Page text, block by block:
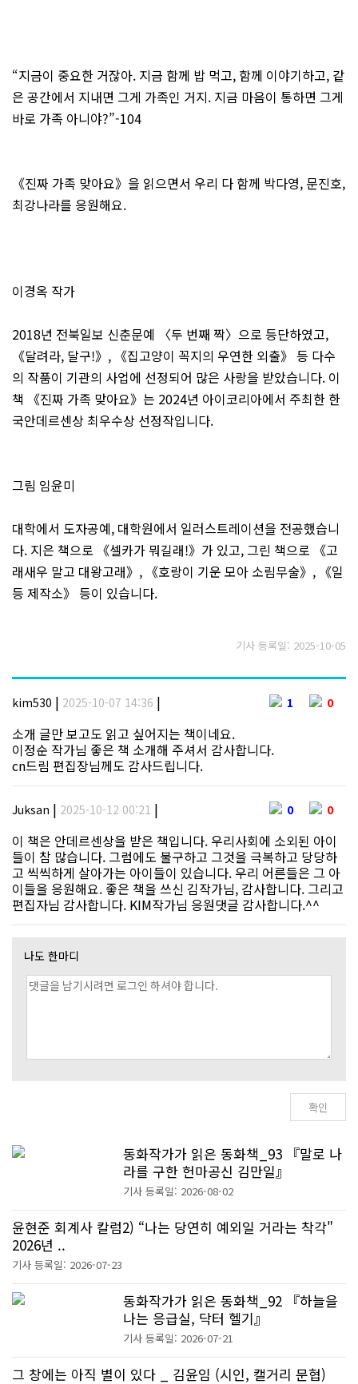
“지금이 중요한 거잖아. 지금 함께 밥 먹고, 함께 이야기하고, 같
은 공간에서 지내면 그게 가족인 거지. 지금 마음이 통하면 그게
바로 가족 아니야?”-104
《진짜 가족 맞아요》을 읽으면서 우리 다 함께 박다영, 문진호,
최강나라를 응원해요.
이경옥 작가
2018년 전북일보 신춘문예 〈두 번째 짝〉으로 등단하였고,
《달려라, 달구!》, 《집고양이 꼭지의 우연한 외출》 등 다수
의 작품이 기관의 사업에 선정되어 많은 사랑을 받았습니다. 이
책 《진짜 가족 맞아요》는 2024년 아이코리아에서 주최한 한
국안데르센상 최우수상 선정작입니다.
그림 임윤미
대학에서 도자공예, 대학원에서 일러스트레이션을 전공했습니
다. 지은 책으로 《셀카가 뭐길래!》가 있고, 그린 책으로 《고
래새우 말고 대왕고래》, 《호랑이 기운 모아 소림무술》, 《일
등 제작소》 등이 있습니다.
기사 등록일: 2025-10-05
kim530 | 2025-10-07 14:36 | 1 0
소개 글만 보고도 읽고 싶어지는 책이네요.
이정순 작가님 좋은 책 소개해 주셔서 감사합니다.
cn드림 편집장님께도 감사드립니다.
Juksan | 2025-10-12 00:21 | 0 0
이 책은 안데르센상을 받은 책입니다. 우리사회에 소외된 아이
들이 참 많습니다. 그럼에도 불구하고 그것을 극복하고 당당하
고 씩씩하게 살아가는 아이들이 있습니다. 우리 어른들은 그 아
이들을 응원해요. 좋은 책을 쓰신 김작가님, 감사합니다. 그리고
편집자님 감사합니다. KIM작가님 응원댓글 감사합니다.^^
나도 한마디
동화작가가 읽은 동화책_93 『말로 나
라를 구한 헌마공신 김만일』
기사 등록일: 2026-08-02
윤현준 회계사 칼럼2) “나는 당연히 예외일 거라는 착각"
2026년 ..
기사 등록일: 2026-07-23
동화작가가 읽은 동화책_92 『하늘을
나는 응급실, 닥터 헬기』
기사 등록일: 2026-07-21
그 창에는 아직 별이 있다 _ 김윤임 (시인, 캘거리 문협)